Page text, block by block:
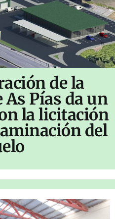
de la
Pías da un
la licitación
del